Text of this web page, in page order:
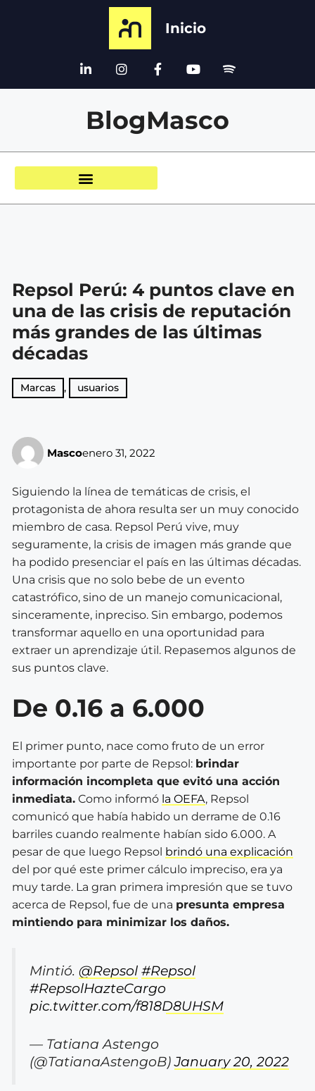
Inicio
BlogMasco
Repsol Perú: 4 puntos clave en
una de las crisis de reputación
más grandes de las últimas
décadas
Marcas , usuarios
Mascoenero 31, 2022
Siguiendo la línea de temáticas de crisis, el
protagonista de ahora resulta ser un muy conocido
miembro de casa. Repsol Perú vive, muy
seguramente, la crisis de imagen más grande que
ha podido presenciar el país en las últimas décadas.
Una crisis que no solo bebe de un evento
catastrófico, sino de un manejo comunicacional,
sinceramente, inpreciso. Sin embargo, podemos
transformar aquello en una oportunidad para
extraer un aprendizaje útil. Repasemos algunos de
sus puntos clave.
De 0.16 a 6.000
El primer punto, nace como fruto de un error
importante por parte de Repsol: brindar
información incompleta que evitó una acción
inmediata. Como informó la OEFA, Repsol
comunicó que había habido un derrame de 0.16
barriles cuando realmente habían sido 6.000. A
pesar de que luego Repsol brindó una explicación
del por qué este primer cálculo impreciso, era ya
muy tarde. La gran primera impresión que se tuvo
acerca de Repsol, fue de una presunta empresa
mintiendo para minimizar los daños.
Mintió. @Repsol #Repsol
#RepsolHazteCargo
pic.twitter.com/f818D8UHSM
— Tatiana Astengo
(@TatianaAstengoB)January 20, 2022